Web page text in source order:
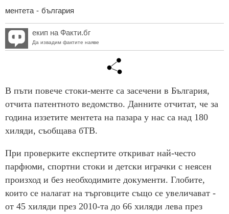
ментета - българия
екип на Факти.бг
Да извадим фактите наяве
В пъти повече стоки-менте са засечени в България,
отчита патентното ведомство. Данните отчитат, че за
година иззетите ментета на пазара у нас са над 180
хиляди, съобщава бТВ.
При проверките експертите откриват най-често
парфюми, спортни стоки и детски играчки с неясен
произход и без необходимите документи. Глобите,
които се налагат на търговците също се увеличават -
от 45 хиляди през 2010-та до 66 хиляди лева през